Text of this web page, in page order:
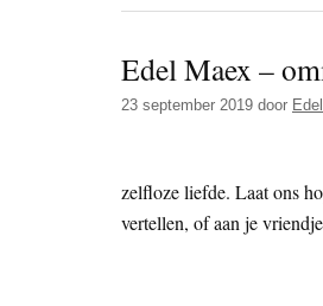
Edel Maex –
23 september 2019 door
zelfloze liefde. Laat ons
vertellen, of aan je